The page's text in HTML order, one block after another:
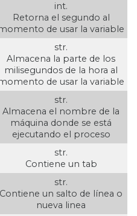
int.
Retorna el segundo al
de usar la variable
str.
Almacena la parte de los
milisegundos de la hora al
de usar la variable
str.
Almacena el nombre de la
máquina donde se está
ejecutando el proceso
str.
Contiene un tab
str.
Contiene un salto de línea o
nueva linea